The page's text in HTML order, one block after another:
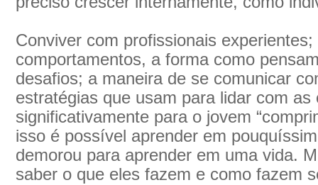
Conviver com profissionais
comportamentos, a forma como
desafios; a maneira de se comunicar
estratégias que usam para lidar com
significativamente para o jovem
isso é possível aprender em
demorou para aprender em uma vida.
saber o que eles fazem e como fazem